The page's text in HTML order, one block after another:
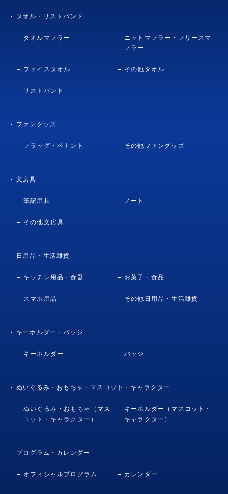
タオル・リストバンド
タオルマフラー
ニットマフラー・フリースマ
フラー
フェイスタオル その他タオル
リストバンド
ファングッズ
フラッグ・ペナント その他ファングッズ
文房具
筆記用具 ノート
その他文房具
日用品・生活雑貨
キッチン用品・食器 お菓子・食品
スマホ用品 その他日用品・生活雑貨
キーホルダー・バッジ
キーホルダー バッジ
ぬいぐるみ・おもちゃ・マスコット・キャラクター
ぬいぐるみ・おもちゃ（マス
コット・キャラクター）
キーホルダー（マスコット・
キャラクター）
プログラム・カレンダー
オフィシャルプログラム カレンダー